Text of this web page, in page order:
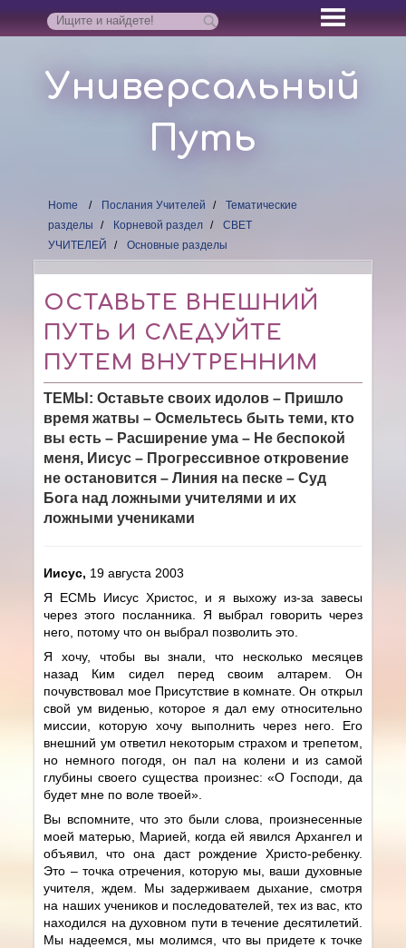
Универсальный
Путь
Home Послания Учителей
Тематические
разделы
Корневой раздел
СВЕТ
УЧИТЕЛЕЙ
Основные разделы
ОСТАВЬТЕ ВНЕШНИЙ
ПУТЬ И СЛЕДУЙТЕ
ПУТЕМ ВНУТРЕННИМ
ТЕМЫ: Оставьте своих идолов – Пришло
время жатвы – Осмельтесь быть теми, кто
вы есть – Расширение ума – Не беспокой
меня, Иисус – Прогрессивное откровение
не остановится – Линия на песке – Суд
Бога над ложными учителями и их
ложными учениками
Иисус, 19 августа 2003
Я ЕСМЬ Иисус Христос, и я выхожу из-за завесы
через этого посланника. Я выбрал говорить через
него, потому что он выбрал позволить это.
Я хочу, чтобы вы знали, что несколько месяцев
назад Ким сидел перед своим алтарем. Он
почувствовал мое Присутствие в комнате. Он открыл
свой ум виденью, которое я дал ему относительно
миссии, которую хочу выполнить через него. Его
внешний ум ответил некоторым страхом и трепетом,
но немного погодя, он пал на колени и из самой
глубины своего существа произнес: «О Господи, да
будет мне по воле твоей».
Вы вспомните, что это были слова, произнесенные
моей матерью, Марией, когда ей явился Архангел и
объявил, что она даст рождение Христо-ребенку.
Это – точка отречения, которую мы, ваши духовные
учителя, ждем. Мы задерживаем дыхание, смотря
на наших учеников и последователей, тех из вас, кто
находился на духовном пути в течение десятилетий.
Мы надеемся, мы молимся, что вы придете к точке